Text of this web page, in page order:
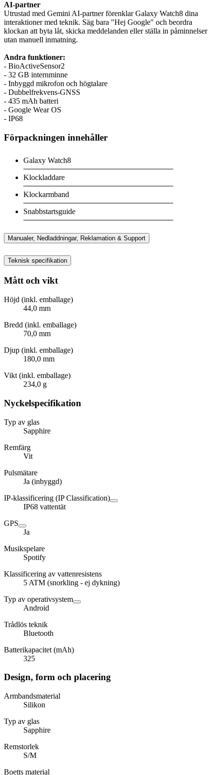
AI-partner
Utrustad med Gemini AI-partner förenklar Galaxy Watch8 dina
interaktioner med teknik. Säg bara "Hej Google" och beordra
klockan att byta låt, skicka meddelanden eller ställa in påminnelser
utan manuell inmatning.
Andra funktioner:
- BioActiveSensor2
- 32 GB internminne
- Inbyggd mikrofon och högtalare
- Dubbelfrekvens-GNSS
- 435 mAh batteri
- Google Wear OS
- IP68
Förpackningen innehåller
Galaxy Watch8
Klockladdare
Klockarmband
Snabbstartsguide
Manualer, Nedladdningar, Reklamation & Support
Teknisk specifikation
Mått och vikt
Höjd (inkl. emballage)
44,0 mm
Bredd (inkl. emballage)
70,0 mm
Djup (inkl. emballage)
180,0 mm
Vikt (inkl. emballage)
234,0 g
Nyckelspecifikation
Typ av glas
Sapphire
Remfärg
Vit
Pulsmätare
Ja (inbyggd)
IP-klassificering (IP Classification)
IP68 vattentät
GPS
Ja
Musikspelare
Spotify
Klassificering av vattenresistens
5 ATM (snorkling - ej dykning)
Typ av operativsystem
Android
Trådlös teknik
Bluetooth
Batterikapacitet (mAh)
325
Design, form och placering
Armbandsmaterial
Silikon
Typ av glas
Sapphire
Remstorlek
S/M
Boetts material